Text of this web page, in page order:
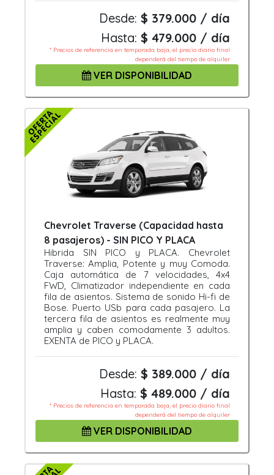
Desde: $ 379.000 / día
Hasta: $ 479.000 / día
* Precios de referencia en temporada baja, el precio diario final
dependerá del tiempo de alquiler
VER DISPONIBILIDAD
Chevrolet Traverse (Capacidad hasta
8 pasajeros) - SIN PICO Y PLACA
Hibrida SIN PICO y PLACA. Chevrolet
Traverse: Amplia, Potente y muy Comoda.
Caja automática de 7 velocidades, 4x4
FWD, Climatizador independiente en cada
fila de asientos. Sistema de sonido Hi-fi de
Bose. Puerto USb para cada pasajero. La
tercera fila de asientos es realmente muy
amplia y caben comodamente 3 adultos.
EXENTA de PICO y PLACA.
Desde: $ 389.000 / día
Hasta: $ 489.000 / día
* Precios de referencia en temporada baja, el precio diario final
dependerá del tiempo de alquiler
VER DISPONIBILIDAD